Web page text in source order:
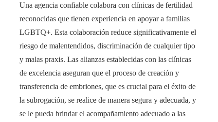
Una agencia confiable colabora con clínicas de fertilidad
reconocidas que tienen experiencia en apoyar a familias
LGBTQ+. Esta colaboración reduce significativamente el
riesgo de malentendidos, discriminación de cualquier tipo
y malas praxis. Las alianzas establecidas con las clínicas
de excelencia aseguran que el proceso de creación y
transferencia de embriones, que es crucial para el éxito de
la subrogación, se realice de manera segura y adecuada, y
se le pueda brindar el acompañamiento adecuado a las